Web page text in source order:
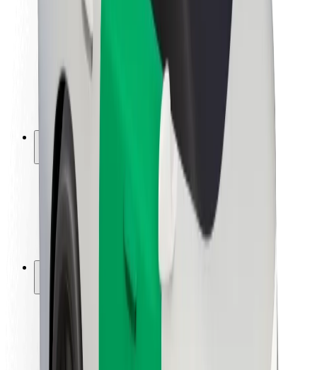
Investuotojams
Vadovybė
Prekės ženklas
Žiniasklaidai
„Urban Fund“
Saugumas
Keleivių saugumas
Vairuotojų saugumas
Paspirtukų saugumas
Saugumo laboratorija
Miestai
Vietovės
Sprendimai miestams
Oro uostai